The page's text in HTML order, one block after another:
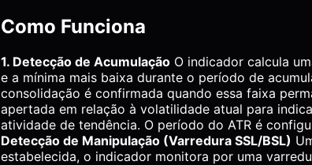
Como Funciona
1. Detecção de Acumulação O indicador calcula
e a mínima mais baixa durante o período de
consolidação é confirmada quando essa faixa
apertada em relação à volatilidade atual para
atividade de tendência. O período do ATR é
Detecção de Manipulação (Varredura SSL/BSL)
estabelecida, o indicador monitora por uma